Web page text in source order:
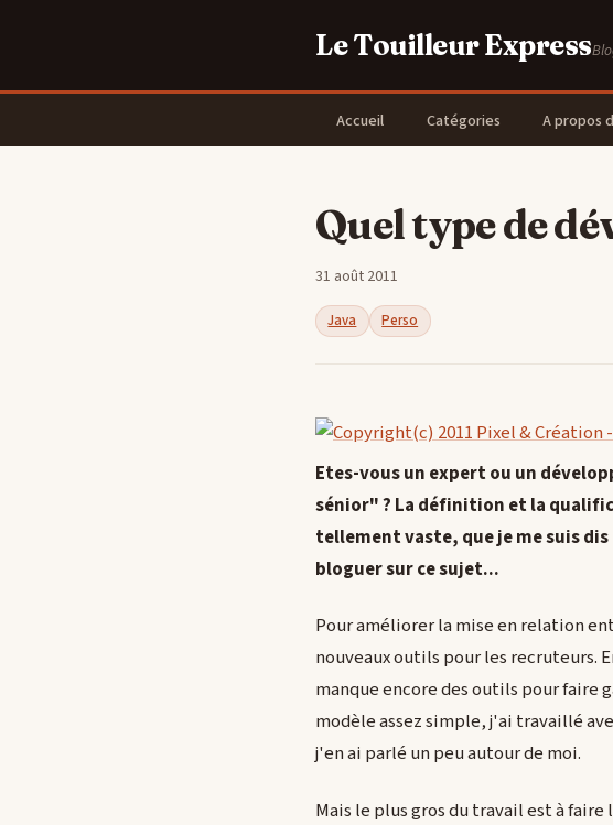
Le Touilleur Express
Accueil Catégories A propos
Quel type de
31 août 2011
Java Perso
Etes-vous un expert ou un
sénior" ? La définition et la
tellement vaste, que je me suis
bloguer sur ce sujet...
Pour améliorer la mise en relation
nouveaux outils pour les recruteurs.
manque encore des outils pour faire
modèle assez simple, j'ai travaillé
j'en ai parlé un peu autour de moi.
Mais le plus gros du travail est à